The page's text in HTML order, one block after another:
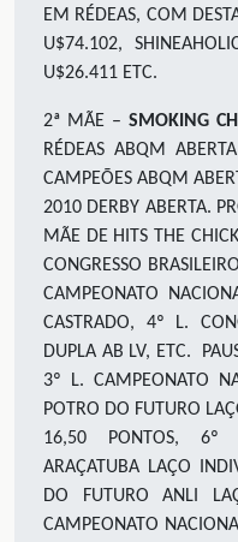
EM RÉDEAS, COM
U$74.102,
U$26.411 ETC.
2ª MÃE – SMOKING
RÉDEAS ABQM
CAMPEÕES ABQM
2010 DERBY ABERTA.
MÃE DE HITS THE
CONGRESSO
CAMPEONATO
CASTRADO, 4º L.
DUPLA AB LV, ETC.
3º L. CAMPEONATO
POTRO DO FUTURO
16,50 PONTOS, 6º
ARAÇATUBA LAÇO
DO FUTURO ANLI
CAMPEONATO